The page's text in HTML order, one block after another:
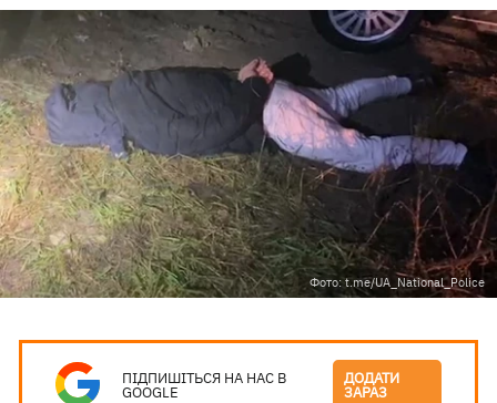
Фото: t.me/UA_National_Police
ПІДПИШІТЬСЯ НА НАС В
GOOGLE
ДОДАТИ
ЗАРАЗ